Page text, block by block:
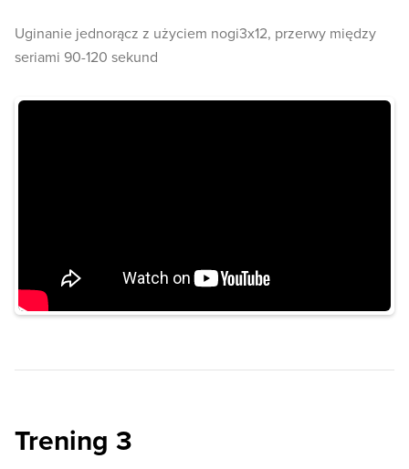
Uginanie jednorącz z użyciem nogi3x12, przerwy między
seriami 90-120 sekund
Trening 3